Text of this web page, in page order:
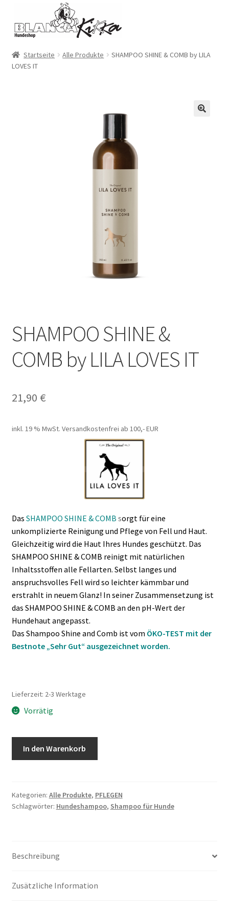
Navigation
springen
Inhalt
springen
Startseite Alle Produkte
SHAMPOO SHINE & COMB by LILA
LOVES IT
SHAMPOO SHINE &
COMB by LILA LOVES IT
21,90 €
inkl. 19 % MwSt. Versandkostenfrei ab 100,- EUR
Das SHAMPOO SHINE & COMB sorgt für eine
unkomplizierte Reinigung und Pflege von Fell und Haut.
Gleichzeitig wird die Haut Ihres Hundes geschützt. Das
SHAMPOO SHINE & COMB reinigt mit natürlichen
Inhaltsstoffen alle Fellarten. Selbst langes und
anspruchsvolles Fell wird so leichter kämmbar und
erstrahlt in neuem Glanz! In seiner Zusammensetzung ist
das SHAMPOO SHINE & COMB an den pH-Wert der
Hundehaut angepasst.
Das Shampoo Shine and Comb ist vom ÖKO-TEST mit der
Bestnote „Sehr Gut“ ausgezeichnet worden.
Lieferzeit: 2-3 Werktage
Vorrätig
In den Warenkorb
Kategorien: Alle Produkte, PFLEGEN
Schlagwörter: Hundeshampoo, Shampoo für Hunde
Beschreibung
Zusätzliche Information